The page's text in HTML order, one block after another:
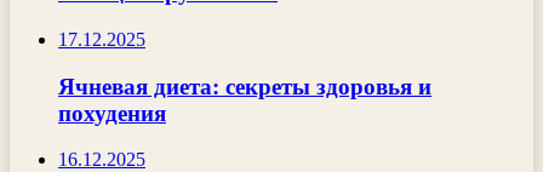
17.12.2025
Ячневая диета: секреты здоровья и
похудения
16.12.2025